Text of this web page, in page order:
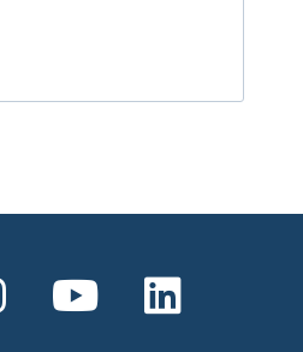
penta 306ks
Volvo penta 350 KS